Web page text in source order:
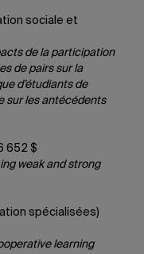
sociale et
de la participation
de pairs sur la
d’étudiants de
sur les antécédents
652 $
weak and strong
spécialisées)
learning